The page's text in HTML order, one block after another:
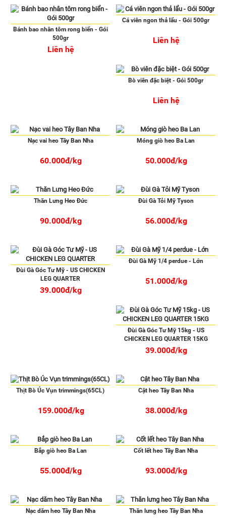
Bánh bao nhân tôm rong biển - Gói
500gr
Liên hệ
Cá viên ngon thả lẩu - Gói 500gr
Liên hệ
Bò viên đặc biệt - Gói 500gr
Liên hệ
Nạc vai heo Tây Ban Nha
60.000đ/kg
Móng giò heo Ba Lan
50.000đ/kg
Thăn Lưng Heo Đức
90.000đ/kg
Đùi Gà Tỏi Mỹ Tyson
56.000đ/kg
Đùi Gà Góc Tư Mỹ - US CHICKEN
LEG QUARTER
39.000đ/kg
Đùi Gà Mỹ 1/4 perdue - Lớn
51.000đ/kg
Đùi Gà Góc Tư Mỹ 15kg - US
CHICKEN LEG QUARTER 15KG
39.000đ/kg
Thịt Bò Úc Vụn trimmings(65CL)
159.000đ/kg
Cật heo Tây Ban Nha
38.000đ/kg
Bắp giò heo Ba Lan
55.000đ/kg
Cốt lết heo Tây Ban Nha
93.000đ/kg
Nạc dăm heo Tây Ban Nha Thăn lưng heo Tây Ban Nha